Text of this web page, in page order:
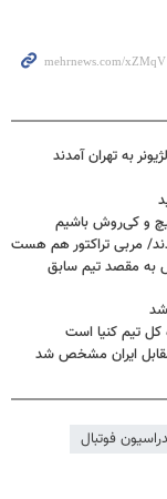
به تهران آمدند
و کی‌روش باشیم
مربی تراکتور هم هست
به مقصد تیم سابق
کل تیم کنیا است
مقابل ایران مشخص شد
فوتبال